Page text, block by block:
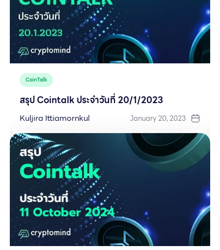
CoinTalk
สรุป Cointalk ประจำวันที่ 20/1/2023
Kuljira Ittiamornkul January 20, 2023